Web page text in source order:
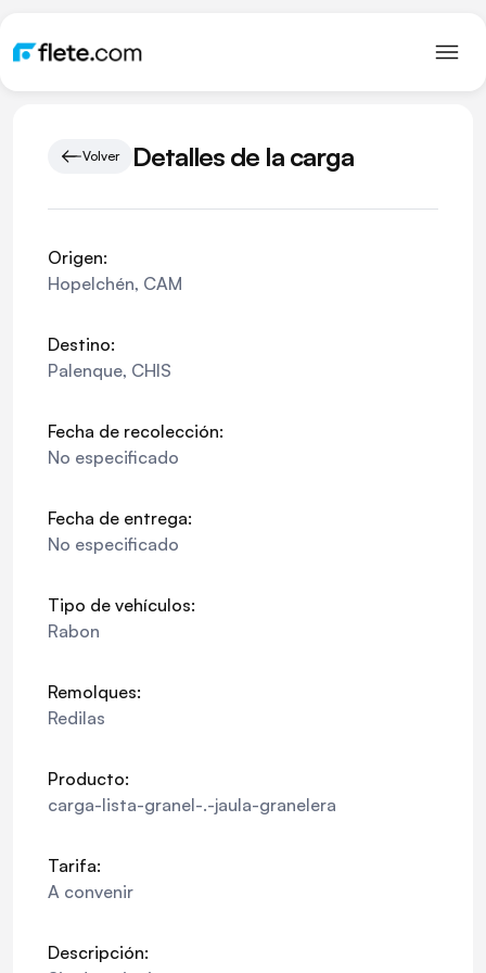
Volver Detalles de la carga
Origen:
Hopelchén, CAM
Destino:
Palenque, CHIS
Fecha de recolección:
No especificado
Fecha de entrega:
No especificado
Tipo de vehículos:
Rabon
Remolques:
Redilas
Producto:
carga-lista-granel-.-jaula-granelera
Tarifa:
A convenir
Descripción: